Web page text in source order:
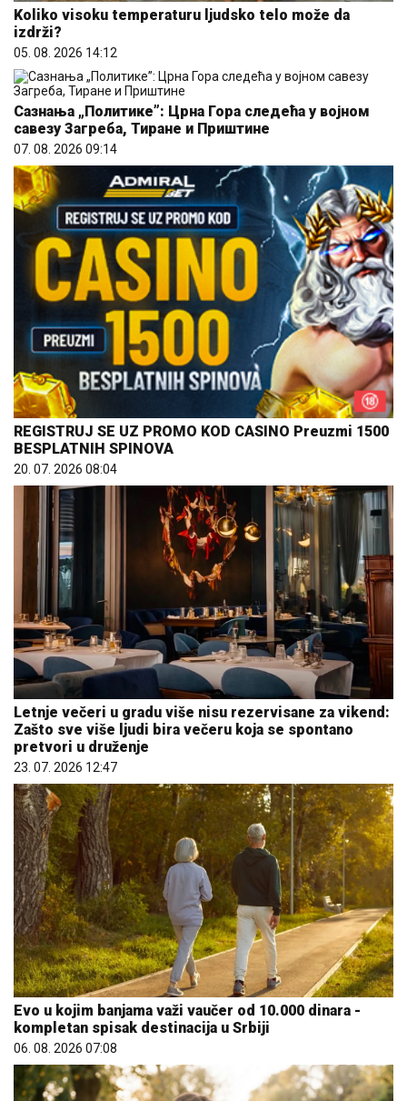
Koliko visoku temperaturu ljudsko telo može da
izdrži?
05. 08. 2026 14:12
Сазнања „Политике”: Црна Гора следећа у војном
савезу Загреба, Тиране и Приштине
07. 08. 2026 09:14
REGISTRUJ SE UZ PROMO KOD CASINO Preuzmi 1500
BESPLATNIH SPINOVA
20. 07. 2026 08:04
Letnje večeri u gradu više nisu rezervisane za vikend:
Zašto sve više ljudi bira večeru koja se spontano
pretvori u druženje
23. 07. 2026 12:47
Evo u kojim banjama važi vaučer od 10.000 dinara -
kompletan spisak destinacija u Srbiji
06. 08. 2026 07:08